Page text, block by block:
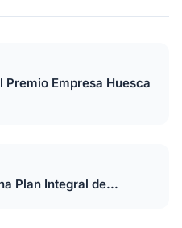
Empresa Huesca
Plan Integral de...